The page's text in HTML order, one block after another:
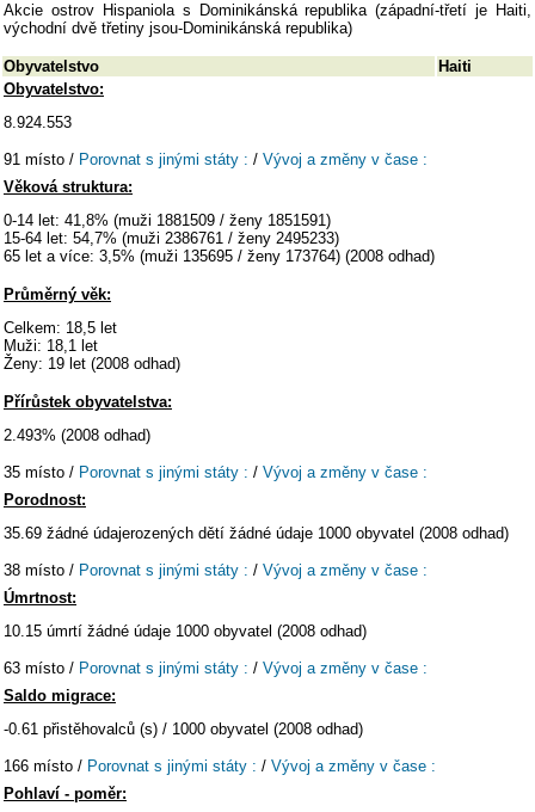
Akcie ostrov Hispaniola s Dominikánská republika (západní-třetí je Haiti,
východní dvě třetiny jsou-Dominikánská republika)
Obyvatelstvo
Haiti
Obyvatelstvo:
8.924.553
91 místo / Porovnat s jinými státy : / Vývoj a změny v čase :
Věková struktura:
0-14 let: 41,8% (muži 1881509 / ženy 1851591)
15-64 let: 54,7% (muži 2386761 / ženy 2495233)
65 let a více: 3,5% (muži 135695 / ženy 173764) (2008 odhad)
Průměrný věk:
Celkem: 18,5 let
Muži: 18,1 let
Ženy: 19 let (2008 odhad)
Přírůstek obyvatelstva:
2.493% (2008 odhad)
35 místo / Porovnat s jinými státy : / Vývoj a změny v čase :
Porodnost:
35.69 žádné údajerozených dětí žádné údaje 1000 obyvatel (2008 odhad)
38 místo / Porovnat s jinými státy : / Vývoj a změny v čase :
Úmrtnost:
10.15 úmrtí žádné údaje 1000 obyvatel (2008 odhad)
63 místo / Porovnat s jinými státy : / Vývoj a změny v čase :
Saldo migrace:
-0.61 přistěhovalců (s) / 1000 obyvatel (2008 odhad)
166 místo / Porovnat s jinými státy : / Vývoj a změny v čase :
Pohlaví - poměr: